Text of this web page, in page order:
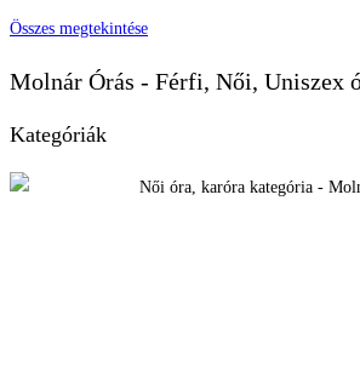
Összes megtekintése
Molnár Órás - Férfi, Női, Uniszex
Kategóriák